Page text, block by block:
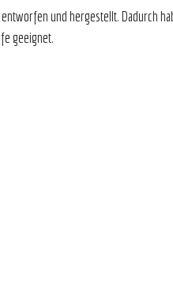
und hergestellt. Dadurch
geeignet.